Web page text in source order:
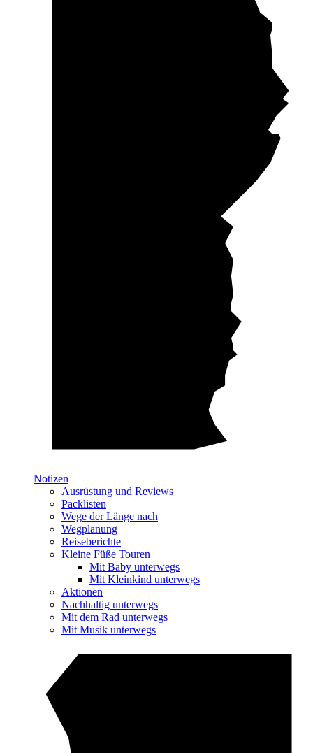
Notizen
Ausrüstung und Reviews
Packlisten
Wege der Länge nach
Wegplanung
Reiseberichte
Kleine Füße Touren
Mit Baby unterwegs
Mit Kleinkind unterwegs
Aktionen
Nachhaltig unterwegs
Mit dem Rad unterwegs
Mit Musik unterwegs